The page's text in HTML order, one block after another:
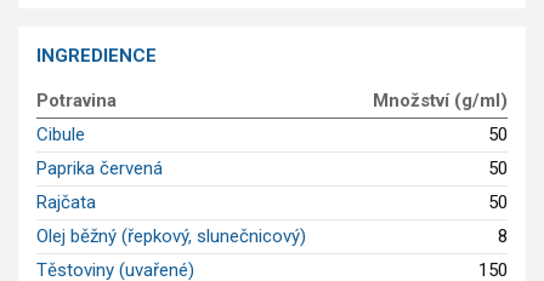
Dětské recepty
GLP-1 recepty
INGREDIENCE
Potravina
Množství (g/ml)
Cibule
50
Paprika červená
50
Rajčata
50
Olej běžný (řepkový, slunečnicový)
8
Těstoviny (uvařené)
150